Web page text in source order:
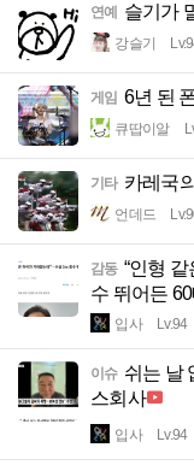
연예 슬기가
강슬기
게임 6년 된
큐땁이알
기타 카레국
언데드
감동 “인형
수 뛰어든
입사 Lv.94
이슈 쉬는 날
스회사
입사 Lv.94